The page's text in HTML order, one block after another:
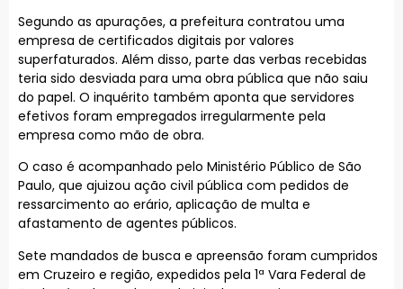
Segundo as apurações, a prefeitura contratou uma
empresa de certificados digitais por valores
superfaturados. Além disso, parte das verbas recebidas
teria sido desviada para uma obra pública que não saiu
do papel. O inquérito também aponta que servidores
efetivos foram empregados irregularmente pela
empresa como mão de obra.
O caso é acompanhado pelo Ministério Público de São
Paulo, que ajuizou ação civil pública com pedidos de
ressarcimento ao erário, aplicação de multa e
afastamento de agentes públicos.
Sete mandados de busca e apreensão foram cumpridos
em Cruzeiro e região, expedidos pela 1ª Vara Federal de